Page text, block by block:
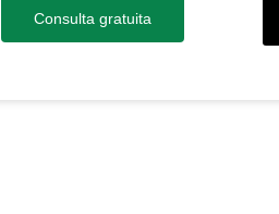
Consulta gratuita